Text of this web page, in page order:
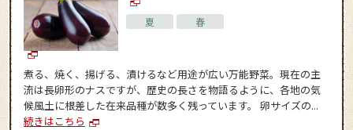
夏 春
煮る、焼く、揚げる、漬けるなど用途が広い万能野菜。現在の主
流は長卵形のナスですが、歴史の長さを物語るように、各地の気
候風土に根差した在来品種が数多く残っています。 卵サイズの...
続きはこちら